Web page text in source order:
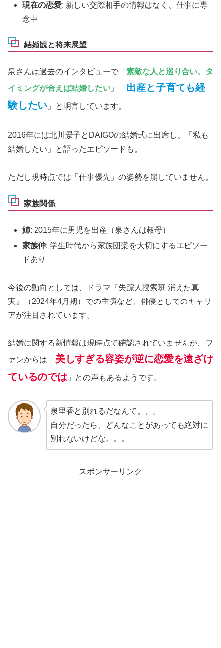
現在の恋愛: 新しい交際相手の情報はなく、仕事に専
念中
結婚観と将来展望
泉さんは過去のインタビューで「 素敵な人と巡り合い、タ
イミングが合えば結婚したい 」「 出産と子育ても経
験したい 」と明言しています。
2016年には北川景子とDAIGOの結婚式に出席し、「私も
結婚したい」と語ったエピソードも。
ただし現時点では「仕事優先」の姿勢を崩していません。
家族関係
姉: 2015年に男児を出産（泉さんは叔母）
家族仲: 学生時代から家族団欒を大切にするエピソー
ドあり
今後の動向としては、ドラマ『失踪人捜索班 消えた真
実』（2024年4月期）での主演など、俳優としてのキャリ
アが注目されています。
結婚に関する新情報は現時点で確認されていませんが、フ
ァンからは「 美しすぎる容姿が逆に恋愛を遠ざけ
ているのでは 」との声もあるようです。
泉里香と別れるだなんて。。。
自分だったら、どんなことがあっても絶対に
別れないけどな。。。
スポンサーリンク